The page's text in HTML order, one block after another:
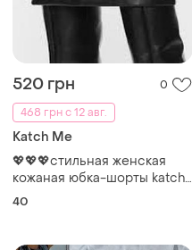
520 грн
0
468 грн с 12 авг.
Katch Me
💖💖💖стильная женская
кожаная юбка-шорты katch
me💖💖💖
40